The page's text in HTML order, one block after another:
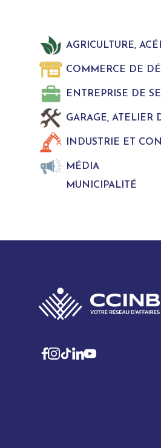
AGRICULTURE,
COMMERCE DE
ENTREPRISE DE
GARAGE, ATELIER
INDUSTRIE ET
MÉDIA
MUNICIPALITÉ